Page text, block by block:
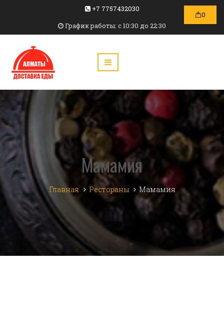
+7 7757432030
График работы: c 10:30 до 22:30
0
Мамамия
Главная Рестораны Мамамия